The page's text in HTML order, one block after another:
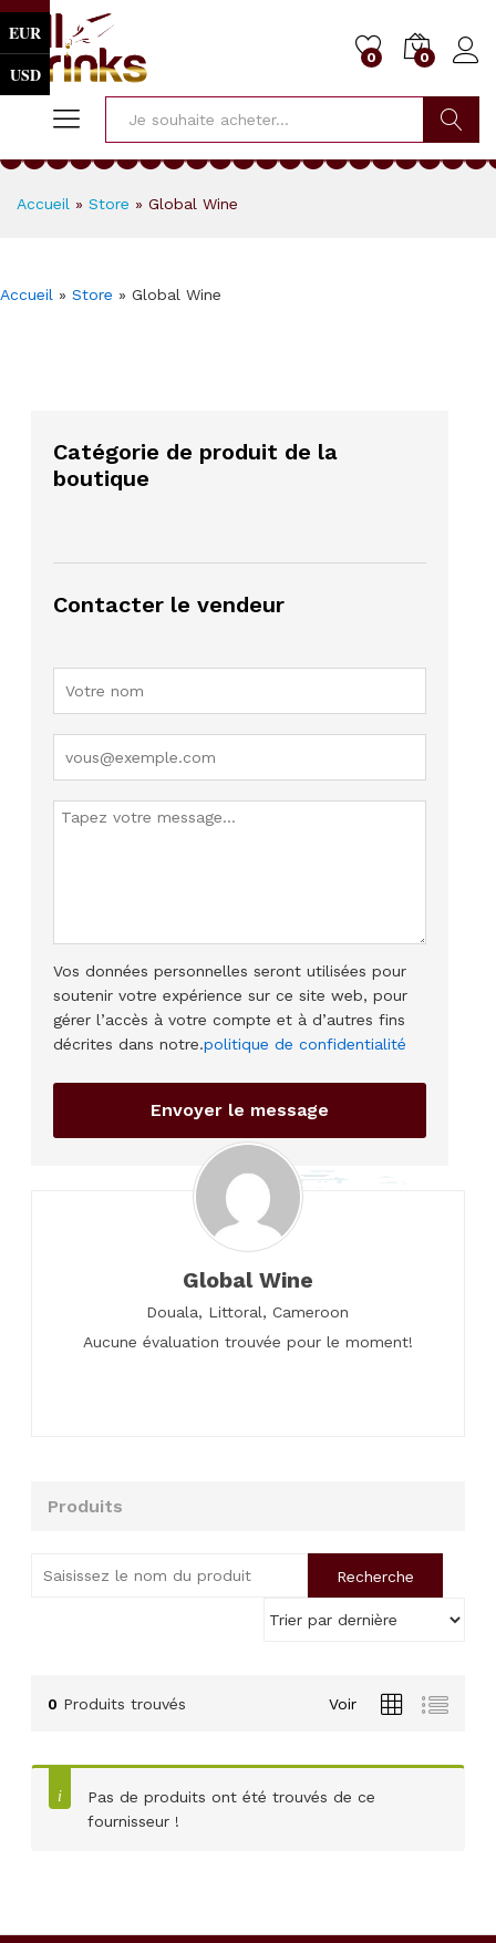
0 0
Chercher
Accueil » Store » Global Wine
Accueil » Store » Global Wine
Catégorie de produit de la
boutique
Contacter le vendeur
Vos données personnelles seront utilisées pour
soutenir votre expérience sur ce site web, pour
gérer l’accès à votre compte et à d’autres fins
décrites dans notre.politique de confidentialité
Global Wine
Douala, Littoral, Cameroon
Aucune évaluation trouvée pour le moment!
Produits
0 Produits trouvés Voir
Pas de produits ont été trouvés de ce
fournisseur !
EUR
USD